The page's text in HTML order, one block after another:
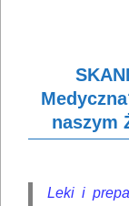
naszym
Leki i